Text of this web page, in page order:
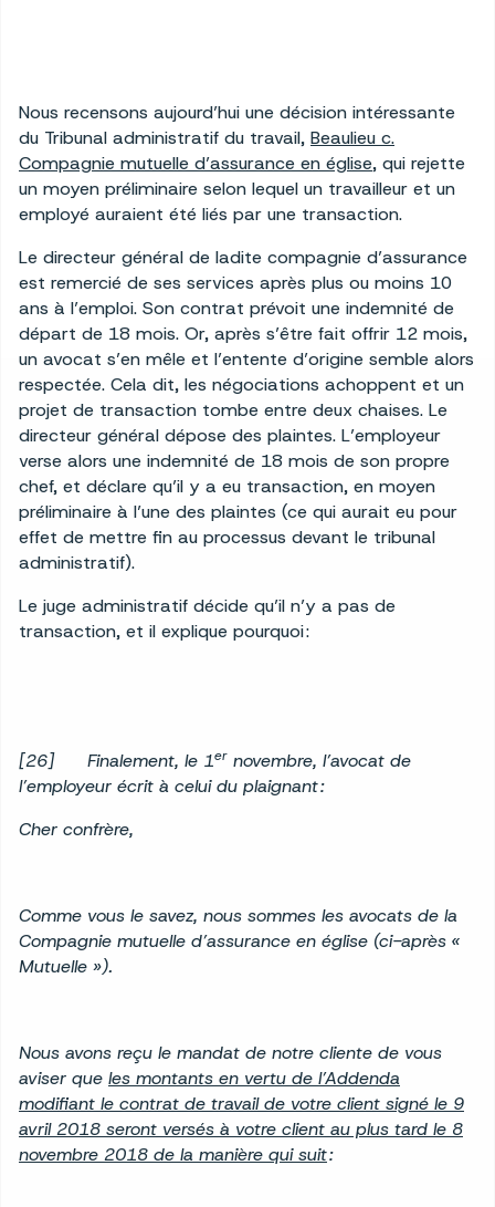
Nous recensons aujourd’hui une décision intéressante
du Tribunal administratif du travail, Beaulieu c.
Compagnie mutuelle d’assurance en église, qui rejette
un moyen préliminaire selon lequel un travailleur et un
employé auraient été liés par une transaction.
Le directeur général de ladite compagnie d’assurance
est remercié de ses services après plus ou moins 10
ans à l’emploi. Son contrat prévoit une indemnité de
départ de 18 mois. Or, après s’être fait offrir 12 mois,
un avocat s’en mêle et l’entente d’origine semble alors
respectée. Cela dit, les négociations achoppent et un
projet de transaction tombe entre deux chaises. Le
directeur général dépose des plaintes. L’employeur
verse alors une indemnité de 18 mois de son propre
chef, et déclare qu’il y a eu transaction, en moyen
préliminaire à l’une des plaintes (ce qui aurait eu pour
effet de mettre fin au processus devant le tribunal
administratif).
Le juge administratif décide qu’il n’y a pas de
transaction, et il explique pourquoi :
[26] Finalement, le 1er novembre, l’avocat de
l’employeur écrit à celui du plaignant :
Cher confrère,
Comme vous le savez, nous sommes les avocats de la
Compagnie mutuelle d’assurance en église (ci-après «
Mutuelle »).
Nous avons reçu le mandat de notre cliente de vous
aviser que les montants en vertu de l’Addenda
modifiant le contrat de travail de votre client signé le 9
avril 2018 seront versés à votre client au plus tard le 8
novembre 2018 de la manière qui suit: